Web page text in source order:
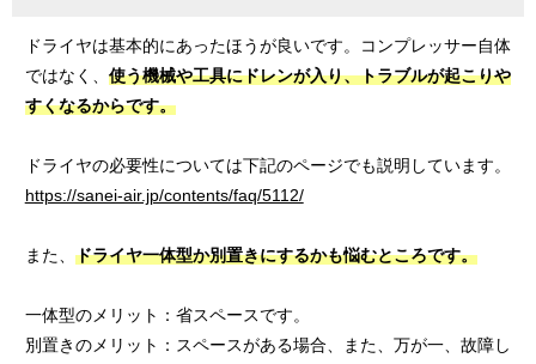
ドライヤは基本的にあったほうが良いです。コンプレッサー自体
ではなく、 使う機械や工具にドレンが入り、トラブルが起こりや
すくなるからです。
ドライヤの必要性については下記のページでも説明しています。
https://sanei-air.jp/contents/faq/5112/
また、 ドライヤ一体型か別置きにするかも悩むところです。
一体型のメリット：省スペースです。
別置きのメリット：スペースがある場合、また、万が一、故障し